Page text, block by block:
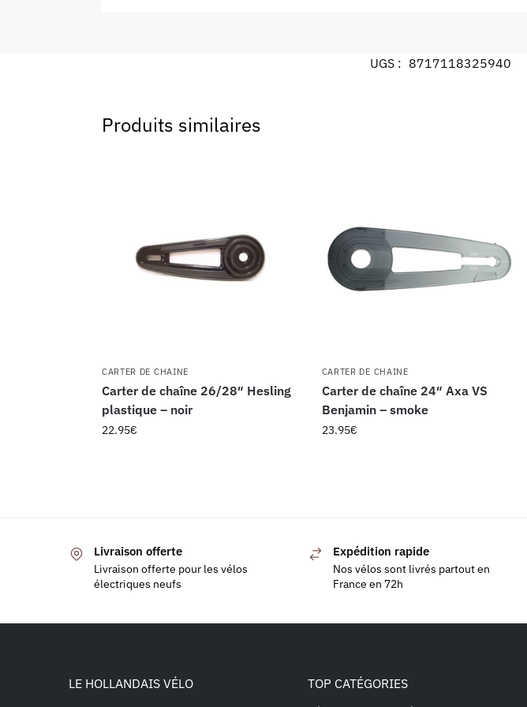
UGS : 8717118325940
Produits similaires
CARTER DE CHAINE
Carter de chaîne 26/28″ Hesling
plastique – noir
22.95€
CARTER DE CHAINE
Carter de chaîne 24″ Axa VS
Benjamin – smoke
23.95€
Livraison offerte
Livraison offerte pour les vélos
électriques neufs
Expédition rapide
Nos vélos sont livrés partout en
France en 72h
LE HOLLANDAIS VÉLO TOP CATÉGORIES